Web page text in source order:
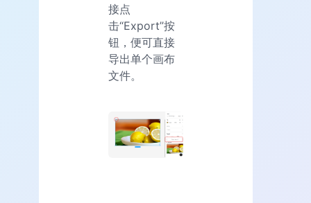
接点
击“Export”按
钮，便可直接
导出单个画布
文件。